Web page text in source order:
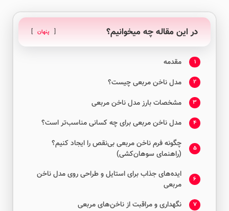
در این مقاله چه میخوانیم؟ پنهان
1 مقدمه
2 مدل ناخن مربعی چیست؟
3 مشخصات بارز مدل ناخن مربعی
4 مدل ناخن مربعی برای چه کسانی مناسب‌تر است؟
5
چگونه فرم ناخن مربعی بی‌نقص را ایجاد کنیم؟
(راهنمای سوهان‌کشی)
6
ایده‌های جذاب برای استایل و طراحی روی مدل ناخن
مربعی
7 نگهداری و مراقبت از ناخن‌های مربعی